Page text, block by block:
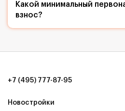
Какой минимальный
взнос?
Новостройки
+7 (495) 777-87-95